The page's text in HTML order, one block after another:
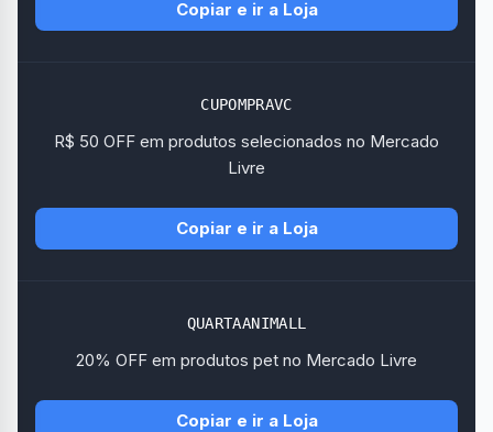
Copiar e ir a Loja
CUPOMPRAVC
R$ 50 OFF em produtos selecionados no Mercado
Livre
Copiar e ir a Loja
QUARTAANIMALL
20% OFF em produtos pet no Mercado Livre
Copiar e ir a Loja